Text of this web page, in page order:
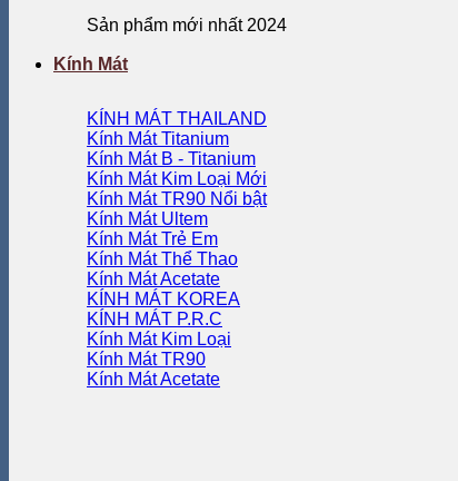
Sản phẩm mới nhất 2024
Kính Mát
KÍNH MÁT THAILAND
Kính Mát Titanium
Kính Mát B - Titanium
Kính Mát Kim Loại
Kính Mát TR90
Kính Mát Ultem
Kính Mát Trẻ Em
Kính Mát Thể Thao
Kính Mát Acetate
KÍNH MÁT KOREA
KÍNH MÁT P.R.C
Kính Mát Kim Loại
Kính Mát TR90
Kính Mát Acetate